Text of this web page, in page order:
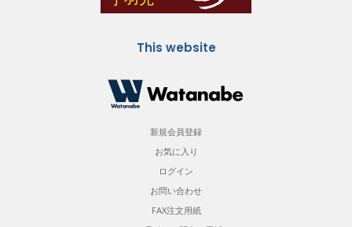
This website
新規会員登録
お気に入り
ログイン
お問い合わせ
FAX注文用紙